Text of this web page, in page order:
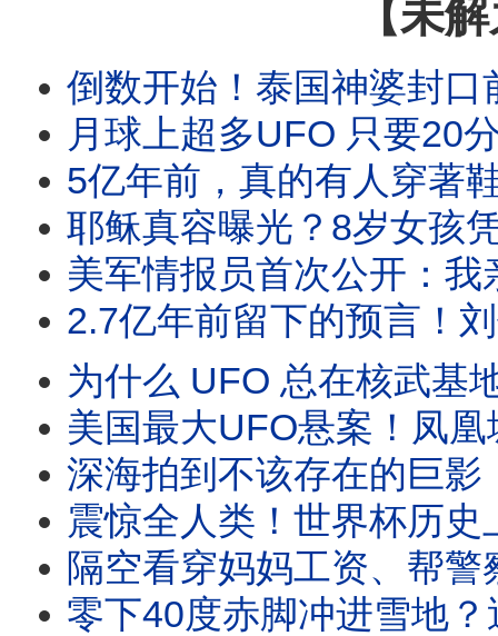
【未
倒数开始！泰国神婆封口前的最后警告！2026年外星人
月球上超多UFO 只要20分钟就能
5亿年前，真的有人穿著鞋走在地球上吗？和恐龙并肩同行
耶稣真容曝光？8岁女孩凭记忆画出祂，16
美军情报员首次公开：我亲手驾驶过UFO！4座地球
2.7亿年前留下的预言！刘伯温碑记、姜子牙封
为什么 UFO 总在核武基地上空？退役将军揭密
美国最大UFO悬案！凤凰城之光上万人目击
深海拍到不该存在的巨影！消失百年“海怪活体”
震惊全人类！世界杯历史上最邪门的5大
隔空看穿妈妈工资、帮警察找回失物
零下40度赤脚冲进雪地？迪亚特洛夫山